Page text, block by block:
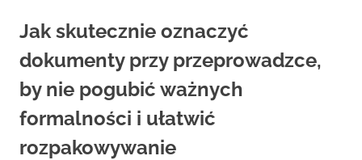
Jak skutecznie oznaczyć
dokumenty przy przeprowadzce,
by nie pogubić ważnych
formalności i ułatwić
rozpakowywanie